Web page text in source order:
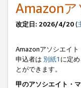
Amazon
改定日: 2026/4/20(
Amazonアソシエイ
申込者は 別紙1 に定
とができます。
甲のアソシエイト・